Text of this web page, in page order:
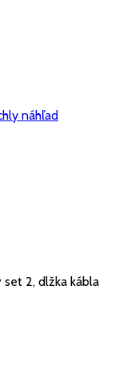
náhľad
2, dlžka kábla